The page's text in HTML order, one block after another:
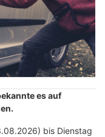
es auf
bis Dienstag